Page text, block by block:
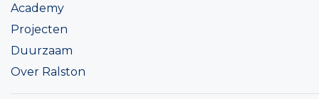
Academy
Projecten
Duurzaam
Over Ralston